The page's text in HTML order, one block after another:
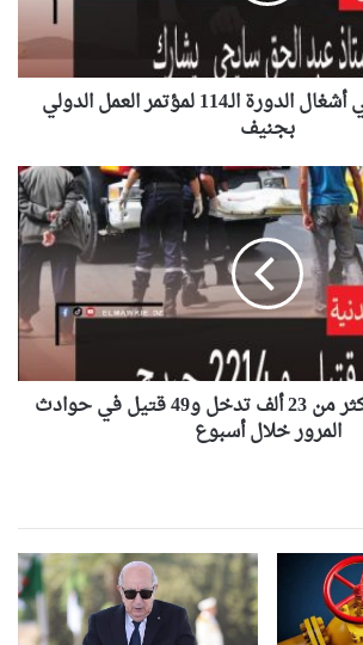
سايحي يشارك في أشغال الدورة الـ114 لمؤتمر العمل الدولي
بجنيف
الحماية المدنية: أكثر من 23 ألف تدخل و49 قتيل في حوادث
المرور خلال أسبوع